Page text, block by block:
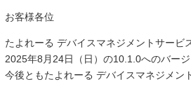
お客様各位
たよれーる デバイスマネジメントサービ
2025年8月24日（日）の10.1.0へのバー
今後ともたよれーる デバイスマネジメン